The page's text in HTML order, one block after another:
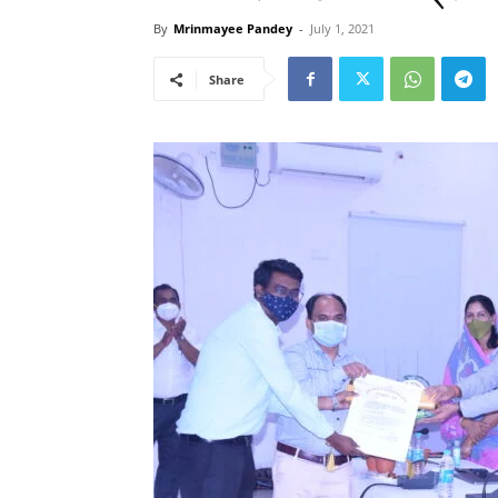
By Mrinmayee Pandey - July 1, 2021
Share